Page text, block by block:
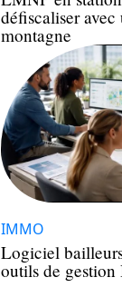
défiscaliser
montagne
IMMO
Logiciel
outils de